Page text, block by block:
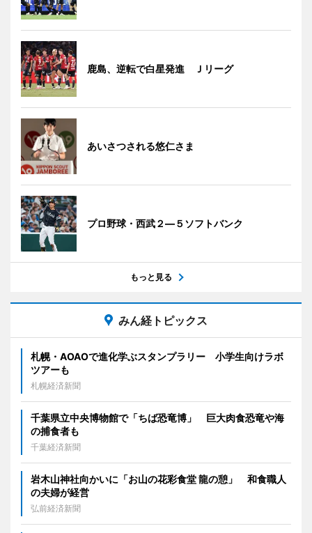
鹿島、逆転で白星発進 Ｊリーグ
あいさつされる悠仁さま
プロ野球・西武２―５ソフトバンク
もっと見る
みん経トピックス
札幌・AOAOで進化学ぶスタンプラリー 小学生向けラボ
ツアーも
札幌経済新聞
千葉県立中央博物館で「ちば恐竜博」 巨大肉食恐竜や海
の捕食者も
千葉経済新聞
岩木山神社向かいに「お山の花彩食堂 龍の憩」 和食職人
の夫婦が経営
弘前経済新聞